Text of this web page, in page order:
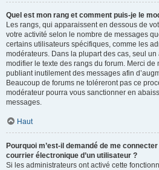
Quel est mon rang et comment puis-je le
Les rangs, qui apparaissent en dessous de
votre activité selon le nombre de messages
certains utilisateurs spécifiques, comme les
modérateurs. Dans la plupart des cas, seul
modifier le texte des rangs du forum. Merci de
publiant inutilement des messages afin
Beaucoup de forums ne toléreront pas ce
modérateur pourra vous sanctionner en
messages.
Haut
Pourquoi m’est-il demandé de me
courrier électronique d’un utilisateur ?
Si les administrateurs ont activé cette